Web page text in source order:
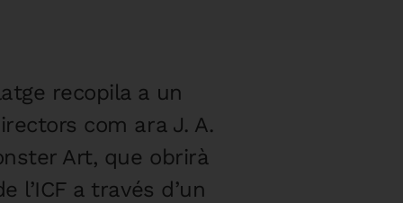
recopila a un
com ara J. A.
Art, que obrirà
a través d’un